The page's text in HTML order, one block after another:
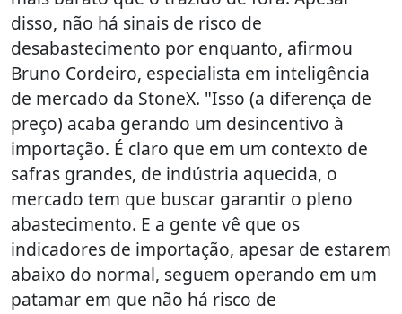
disso, não há sinais de risco de
desabastecimento por enquanto, afirmou
Bruno Cordeiro, especialista em inteligência
de mercado da StoneX. "Isso (a diferença de
preço) acaba gerando um desincentivo à
importação. É claro que em um contexto de
safras grandes, de indústria aquecida, o
mercado tem que buscar garantir o pleno
abastecimento. E a gente vê que os
indicadores de importação, apesar de estarem
abaixo do normal, seguem operando em um
patamar em que não há risco de